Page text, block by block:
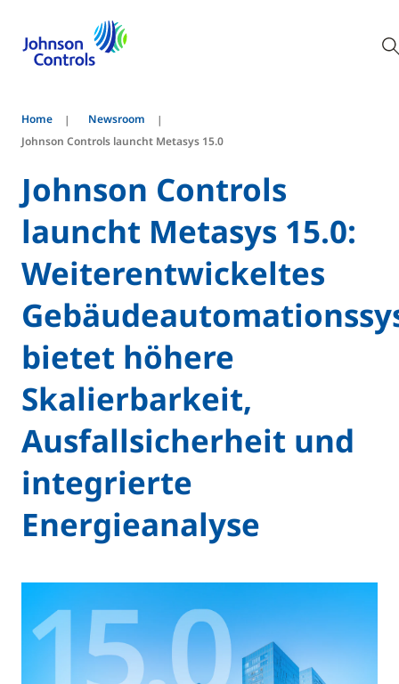
Home
Newsroom
Johnson Controls launcht Metasys 15.0
Johnson Controls
launcht Metasys 15.0:
Weiterentwickeltes
bietet höhere
Skalierbarkeit,
Ausfallsicherheit und
integrierte
Energieanalyse